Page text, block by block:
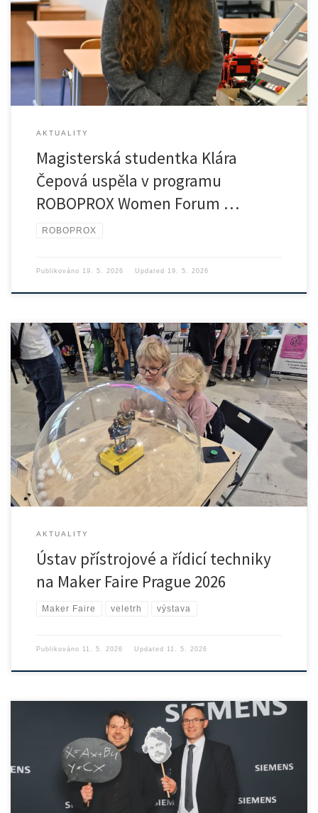
Naše magisterská studentka Klára Čepová byla vybrána mezi nové
příjemkyně […]
AKTUALITY
Magisterská studentka Klára
Čepová uspěla v programu
ROBOPROX Women Forum …
ROBOPROX
Publikováno 19. 5. 2026 Updated 19. 5. 2026
Ústav přístrojové a řídicí techniky Fakulty strojní ČVUT se zúčastnil […]
AKTUALITY
Ústav přístrojové a řídicí techniky
na Maker Faire Prague 2026
Maker Faire veletrh výstava
Publikováno 11. 5. 2026 Updated 11. 5. 2026
Disertační práce našeho doktoranda Ing. Pavla Skopce, Ph.D., se
zařadila […]